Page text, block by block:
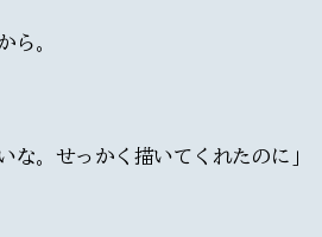
ら。
な。せっかく描いてくれたのに」